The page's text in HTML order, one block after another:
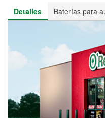
Detalles
Baterías para